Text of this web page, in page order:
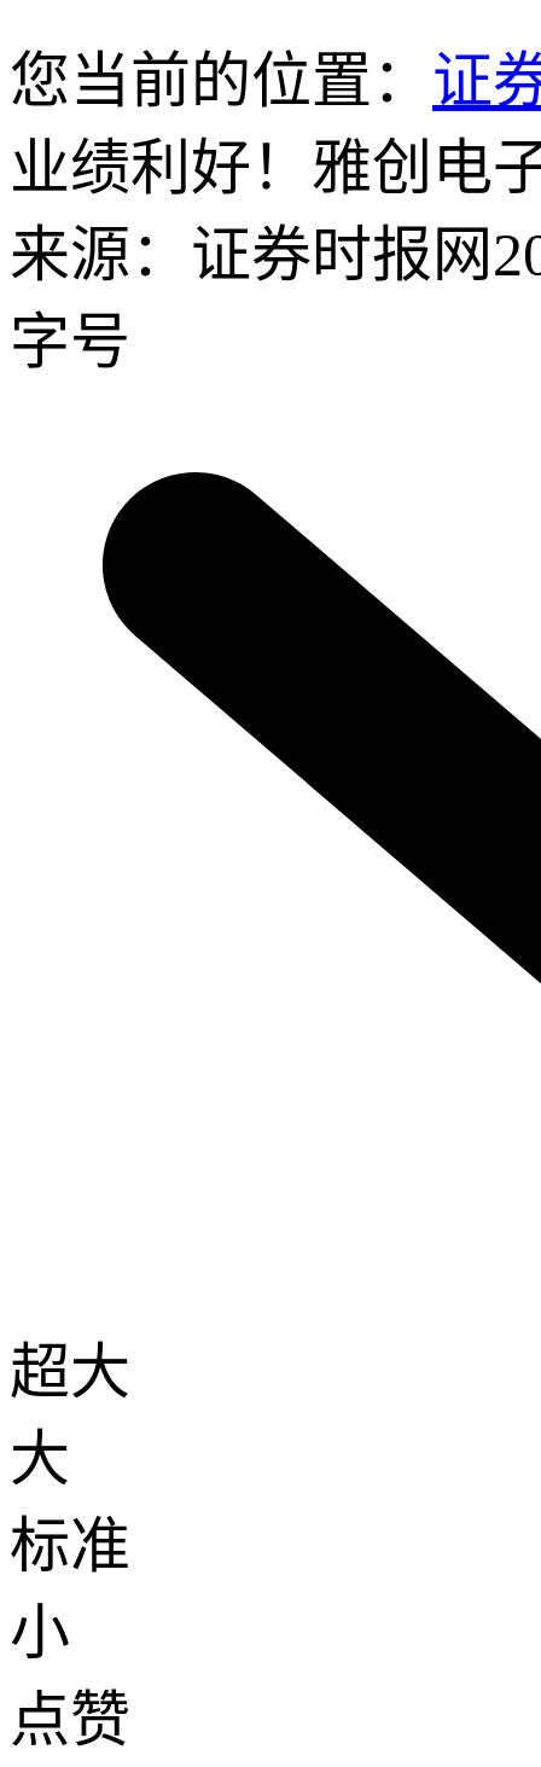
您当前的位置： 证
业绩利好！雅创电
来源：证券时报网
字号
超大
大
标准
小
点赞